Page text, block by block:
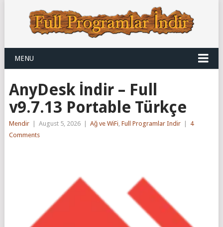
MENU
AnyDesk İndir – Full
v9.7.13 Portable Türkçe
Mendir August 5, 2026 Ağ ve WiFi, Full Programlar Indir
4
Comments